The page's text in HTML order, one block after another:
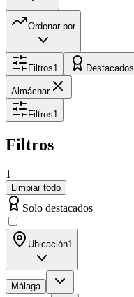
Ordenar por
Filtros1 Destacados
Almáchar
Filtros1
Filtros
1
Limpiar todo
Solo destacados
Ubicación1
Málaga